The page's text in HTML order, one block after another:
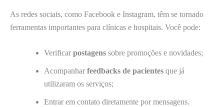
As redes sociais, como Facebook e Instagram, têm se tornado
ferramentas importantes para clínicas e hospitais. Você pode:
Verificar postagens sobre promoções e novidades;
Acompanhar feedbacks de pacientes que já
utilizaram os serviços;
Entrar em contato diretamente por mensagens.